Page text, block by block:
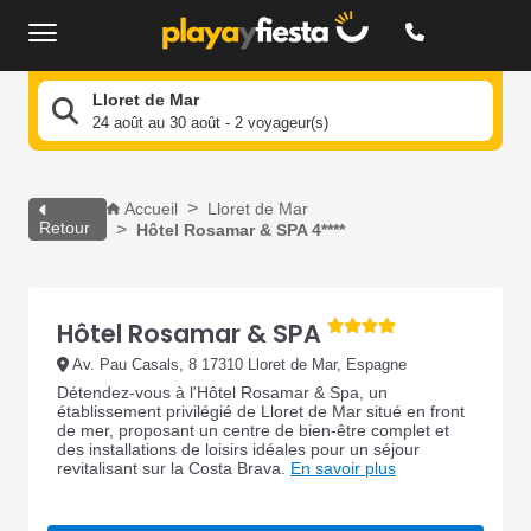
Lloret de Mar
24 août au 30 août - 2 voyageur(s)
Retour
Accueil
Lloret de Mar
Hôtel Rosamar & SPA 4****
Hôtel Rosamar & SPA
Av. Pau Casals, 8 17310 Lloret de Mar, Espagne
Détendez-vous à l'Hôtel Rosamar & Spa, un
établissement privilégié de Lloret de Mar situé en front
de mer, proposant un centre de bien-être complet et
des installations de loisirs idéales pour un séjour
revitalisant sur la Costa Brava.
En savoir plus